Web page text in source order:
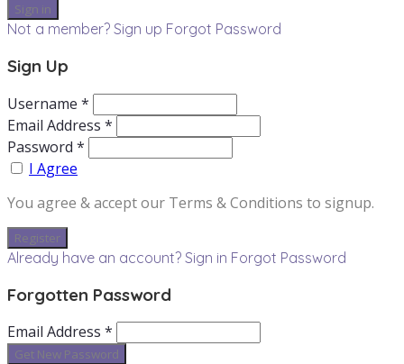
Not a member? Sign up Forgot Password
Sign Up
Username *
Email Address *
Password *
I Agree
You agree & accept our Terms & Conditions to signup.
Already have an account? Sign in Forgot Password
Forgotten Password
Email Address *